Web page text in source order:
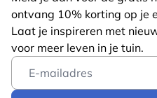
ontvang 10% korting op je
Laat je inspireren met
voor meer leven in je tuin.
Email Address